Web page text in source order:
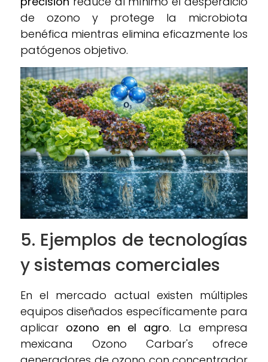
de ozono y protege la microbiota
benéfica mientras elimina eficazmente los
patógenos objetivo.
5. Ejemplos de tecnologías
y sistemas comerciales
En el mercado actual existen múltiples
equipos diseñados específicamente para
aplicar ozono en el agro. La empresa
mexicana Ozono Carbar's ofrece